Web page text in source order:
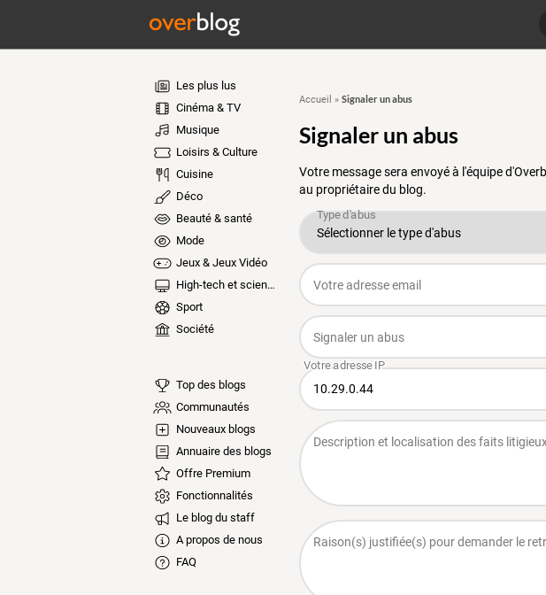
Les plus lus
Cinéma & TV
Musique
Loisirs & Culture
Cuisine
Déco
Beauté & santé
Mode
Jeux & Jeux Vidéo
High-tech et sciences
Sport
Société
Top des blogs
Communautés
Nouveaux blogs
Annuaire des blogs
Offre Premium
Fonctionnalités
Le blog du staff
A propos de nous
FAQ
Accueil » Signaler un abus
Signaler un abus
Votre message sera envoyé à l'équipe
au propriétaire du blog.